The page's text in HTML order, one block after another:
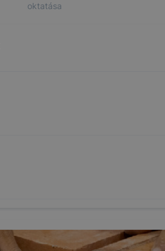
oktatása